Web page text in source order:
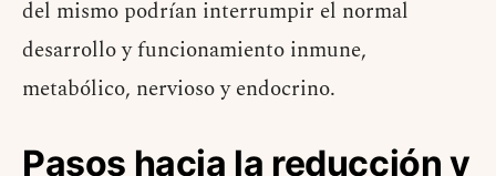
del mismo podrían interrumpir el normal
desarrollo y funcionamiento inmune,
metabólico, nervioso y endocrino.
Pasos hacia la reducción y